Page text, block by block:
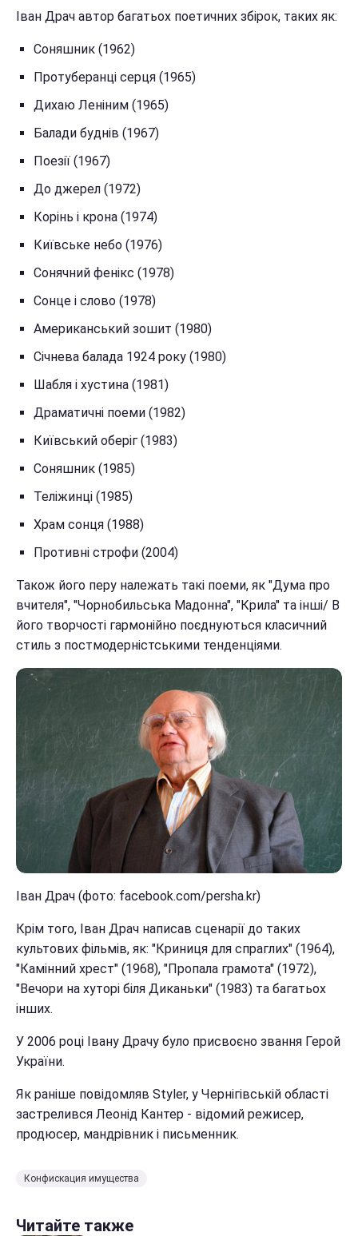
Іван Драч автор багатьох поетичних збірок, таких як:
Соняшник (1962)
Протуберанці серця (1965)
Дихаю Леніним (1965)
Балади буднів (1967)
Поезії (1967)
До джерел (1972)
Корінь і крона (1974)
Київське небо (1976)
Сонячний фенікс (1978)
Сонце і слово (1978)
Американський зошит (1980)
Січнева балада 1924 року (1980)
Шабля і хустина (1981)
Драматичні поеми (1982)
Київський оберіг (1983)
Соняшник (1985)
Теліжинці (1985)
Храм сонця (1988)
Противні строфи (2004)
Також його перу належать такі поеми, як "Дума про
вчителя", "Чорнобильська Мадонна", "Крила" та інші/ В
його творчості гармонійно поєднуються класичний
стиль з постмодерністськими тенденціями.
Іван Драч (фото: facebook.com/persha.kr)
Крім того, Іван Драч написав сценарії до таких
культових фільмів, як: "Криниця для спраглих" (1964),
"Камінний хрест" (1968), "Пропала грамота" (1972),
"Вечори на хуторі біля Диканьки" (1983) та багатьох
інших.
У 2006 році Івану Драчу було присвоєно звання Герой
України.
Як раніше повідомляв Styler, у Чернігівській області
застрелився Леонід Кантер - відомий режисер,
продюсер, мандрівник і письменник.
Конфискация имущества
Читайте также